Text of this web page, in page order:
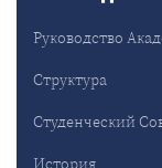
Руководство
Структура
Студенческий
История